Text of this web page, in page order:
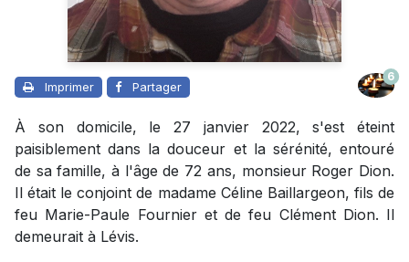
Imprimer Partager
6
À son domicile, le 27 janvier 2022, s'est éteint
paisiblement dans la douceur et la sérénité, entouré
de sa famille, à l'âge de 72 ans, monsieur Roger Dion.
Il était le conjoint de madame Céline Baillargeon, fils de
feu Marie-Paule Fournier et de feu Clément Dion. Il
demeurait à Lévis.